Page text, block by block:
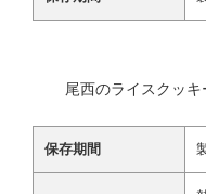
尾西のライスクッ
保存期間